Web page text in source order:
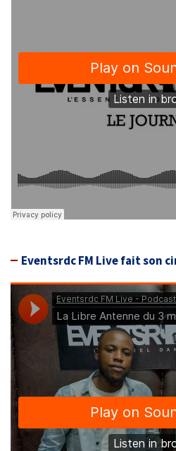
Eventsrdc FM Live fait son